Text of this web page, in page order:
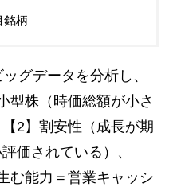
銘柄
グデータを分析し、
型株（時価総額が小さ
2】割安性（成長が期
価されている）、
む能力＝営業キャッシ